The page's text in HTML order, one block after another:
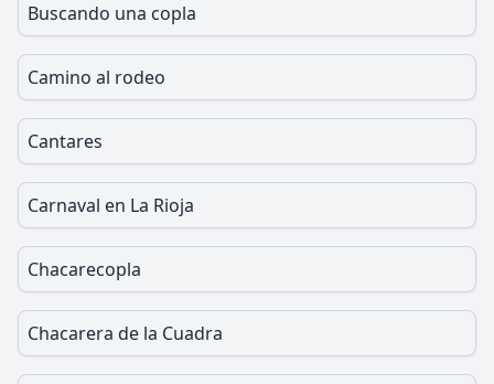
Buscando una copla
Camino al rodeo
Cantares
Carnaval en La Rioja
Chacarecopla
Chacarera de la Cuadra